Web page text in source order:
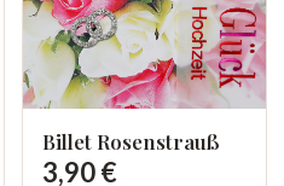
Billet Rosenstrauß
3,90 €